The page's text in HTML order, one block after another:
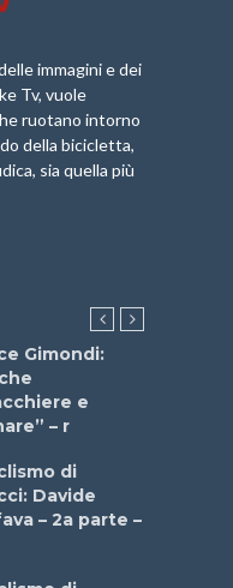
immagini e dei
Tv, vuole
ruotano intorno
della bicicletta,
sia quella più
Gimondi:
e
– r
di
Davide
– 2a parte –